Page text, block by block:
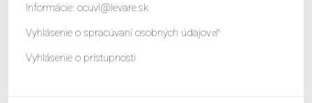
Informácie: ocuvl@levare.sk
Vyhlásenie o spracúvaní osobných údajov
Vyhlásenie o prístupnosti